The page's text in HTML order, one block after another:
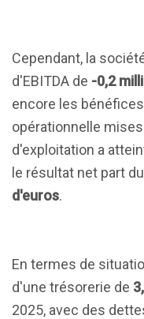
Cependant, la
d'EBITDA de -0,2
encore les
opérationnelle
d'exploitation a
le résultat net part
d'euros.
En termes de
d'une trésorerie de
2025, avec des